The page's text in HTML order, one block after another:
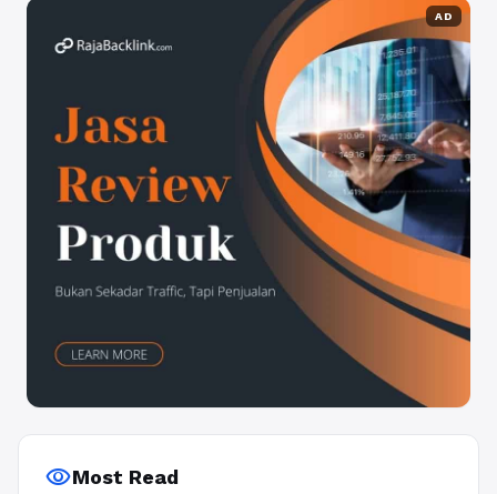
AD
visibilityMost Read